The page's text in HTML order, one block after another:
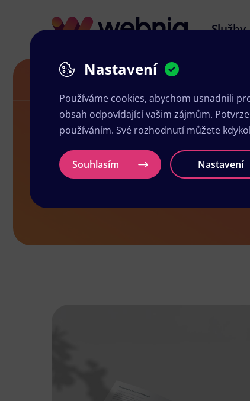
Služby
Návrh letáků v Loktu
Návrh
Nastavení
Používáme cookies, abychom usnadnili
obsah odpovídající vašim zájmům.
používáním. Své rozhodnutí můžete
Souhlasím Nastavení